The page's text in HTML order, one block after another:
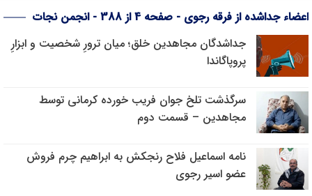
اعضاء جداشده از فرقه رجوی - صفحه 4 از 388 - انجمن نجات
جداشدگان مجاهدین خلق؛ میان ترورِ شخصیت و ابزارِ
پروپاگاندا
سرگذشت تلخ جوان فریب خورده کرمانی توسط
مجاهدین – قسمت دوم
نامه اسماعیل فلاح رنجکش به ابراهیم چرم فروش
عضو اسیر رجوی